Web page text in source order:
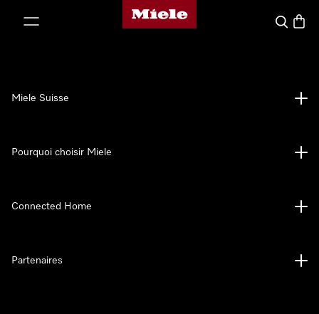
Page d'accueil de Miele
Search
Miele Suisse
Pourquoi choisir Miele
Connected Home
Partenaires